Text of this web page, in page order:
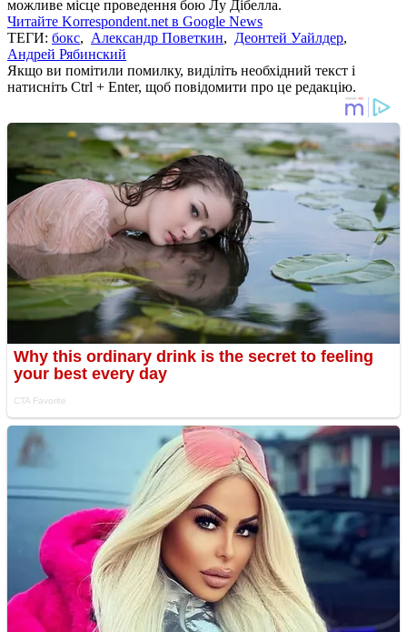
можливе місце проведення бою Лу Дібелла.
Читайте Korrespondent.net в Google News
ТЕГИ: бокс, Александр Поветкин, Деонтей Уайлдер,
Андрей Рябинский
Якщо ви помітили помилку, виділіть необхідний текст і
натисніть Ctrl + Enter, щоб повідомити про це редакцію.